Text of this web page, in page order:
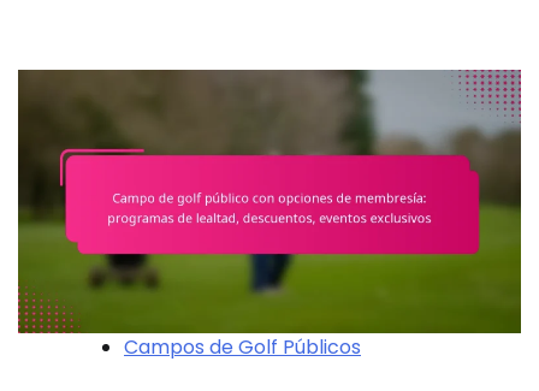
Campos de Golf Públicos